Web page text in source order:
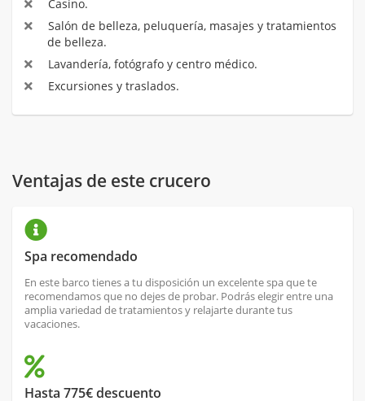
Casino.
Salón de belleza, peluquería, masajes y tratamientos
de belleza.
Lavandería, fotógrafo y centro médico.
Excursiones y traslados.
Ventajas de este crucero
Spa recomendado
En este barco tienes a tu disposición un excelente spa que te
recomendamos que no dejes de probar. Podrás elegir entre una
amplia variedad de tratamientos y relajarte durante tus
vacaciones.
Hasta 775€ descuento